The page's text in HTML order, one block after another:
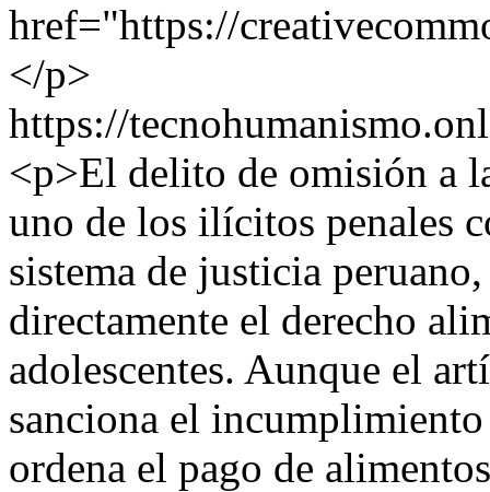
href="https://
</p>
https://
<p>El delito de omisión a
uno de los ilícitos penales
sistema de justicia
directamente el derecho
adolescentes. Aunque el
sanciona el
ordena el pago de